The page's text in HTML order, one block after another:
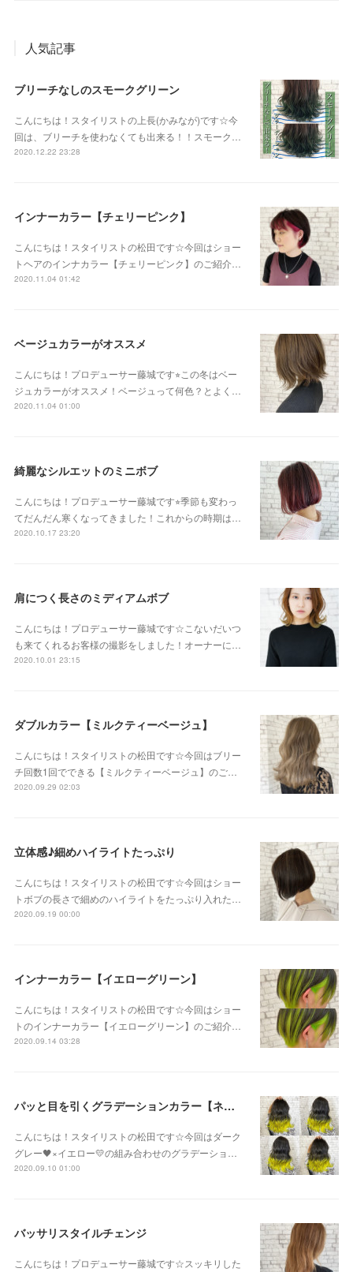
人気記事
ブリーチなしのスモークグリーン
こんにちは！スタイリストの上長(かみなが)です☆今
回は、ブリーチを使わなくても出来る！！スモーク…
2020.12.22 23:28
インナーカラー【チェリーピンク】
こんにちは！スタイリストの松田です☆今回はショー
トヘアのインナカラー【チェリーピンク】のご紹介…
2020.11.04 01:42
ベージュカラーがオススメ
こんにちは！プロデューサー藤城です⭐︎この冬はベー
ジュカラーがオススメ！ベージュって何色？とよく…
2020.11.04 01:00
綺麗なシルエットのミニボブ
こんにちは！プロデューサー藤城です⭐︎季節も変わっ
てだんだん寒くなってきました！これからの時期は…
2020.10.17 23:20
肩につく長さのミディアムボブ
こんにちは！プロデューサー藤城です☆こないだいつ
も来てくれるお客様の撮影をしました！オーナーに…
2020.10.01 23:15
ダブルカラー【ミルクティーベージュ】
こんにちは！スタイリストの松田です☆今回はブリー
チ回数1回でできる【ミルクティーベージュ】のご…
2020.09.29 02:03
立体感♪細めハイライトたっぷり
こんにちは！スタイリストの松田です☆今回はショー
トボブの長さで細めのハイライトをたっぷり入れた…
2020.09.19 00:00
インナーカラー【イエローグリーン】
こんにちは！スタイリストの松田です☆今回はショー
トのインナーカラー【イエローグリーン】のご紹介…
2020.09.14 03:28
パッと目を引くグラデーションカラー【ネオンイエロー】
こんにちは！スタイリストの松田です☆今回はダーク
グレー🖤×イエロー💛の組み合わせのグラデーショ…
2020.09.10 01:00
バッサリスタイルチェンジ
こんにちは！プロデューサー藤城です☆スッキリした